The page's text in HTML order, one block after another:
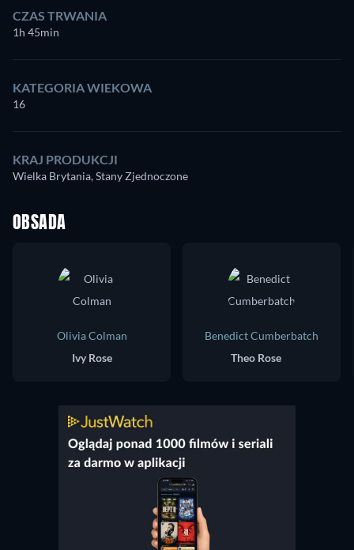
CZAS TRWANIA
1h 45min
KATEGORIA WIEKOWA
16
KRAJ PRODUKCJI
Wielka Brytania, Stany Zjednoczone
OBSADA
Olivia Colman
Ivy Rose
Benedict Cumberbatch
Theo Rose